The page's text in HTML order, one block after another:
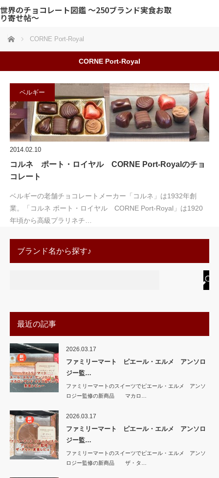
世界のチョコレート図鑑 〜250ブランド実食お取
り寄せ帖〜
ホーム CORNE Port-Royal
CORNE Port-Royal
ベルギー
2014.02.10
コルネ ポート・ロイヤル CORNE Port-Royalのチョ
コレート
ベルギーの老舗チョコレートメーカー「コルネ」は1932年創
業。「コルネ ポート・ロイヤル CORNE Port-Royal」は1920
年頃から高級プラリネチ…
ブランド名から探す♪
最近の記事
2026.03.17
ファミリーマート ピエール・エルメ アンソロ
ジー監…
ファミリーマートのスイーツでピエール・エルメ アンソ
ロジー監修の新商品 マカロ…
2026.03.17
ファミリーマート ピエール・エルメ アンソロ
ジー監…
ファミリーマートのスイーツでピエール・エルメ アンソ
ロジー監修の新商品 ザ・タ…